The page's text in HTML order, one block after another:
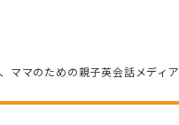
ママのための親子英会話メディア